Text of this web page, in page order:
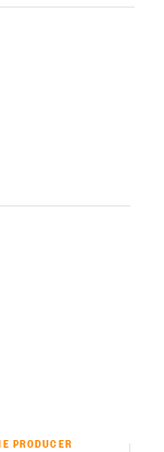
PRODUCER